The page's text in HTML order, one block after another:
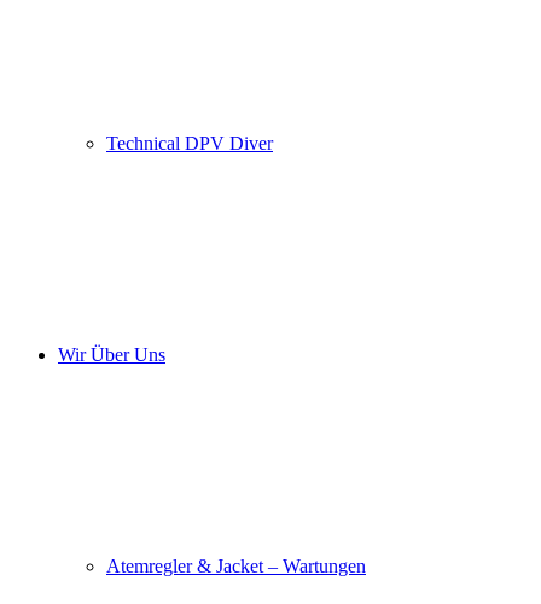
Technical DPV Diver
Wir Über Uns
Atemregler & Jacket – Wartungen